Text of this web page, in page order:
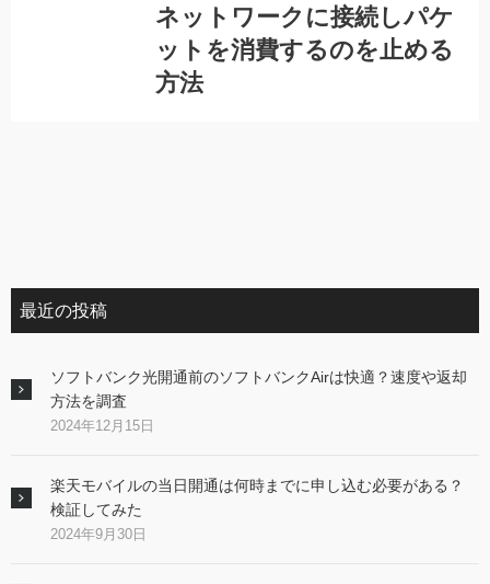
ネットワークに接続しパケ
ットを消費するのを止める
方法
最近の投稿
ソフトバンク光開通前のソフトバンクAirは快適？速度や返却
方法を調査
2024年12月15日
楽天モバイルの当日開通は何時までに申し込む必要がある？
検証してみた
2024年9月30日